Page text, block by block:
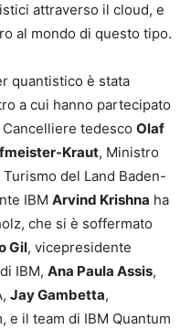
attraverso il cloud, e
al mondo di questo tipo.
quantistico è stata
a cui hanno partecipato
tedesco Olaf
Kraut, Ministro
del Land Baden-
IBM Arvind Krishna ha
che si è soffermato
Gil, vicepresidente
IBM, Ana Paula Assis,
Jay Gambetta,
e il team di IBM Quantum